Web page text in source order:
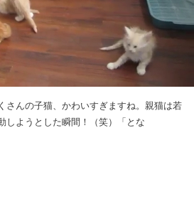
さんの子猫、かわいすぎますね。親猫は若
しようとした瞬間！（笑）「とな